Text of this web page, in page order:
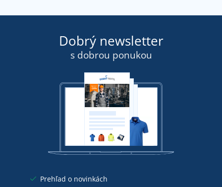
Dobrý newsletter
s dobrou ponukou
Prehľad o novinkách